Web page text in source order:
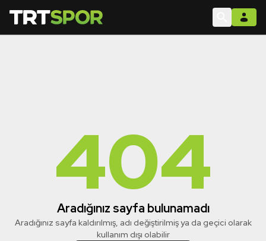
404
Aradığınız sayfa bulunamadı
Aradığınız sayfa kaldırılmış, adı değiştirilmiş ya da geçici olarak
kullanım dışı olabilir